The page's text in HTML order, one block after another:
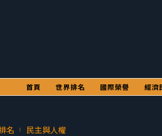
首頁 世界排名 國際榮譽 經濟
名 民主與人權